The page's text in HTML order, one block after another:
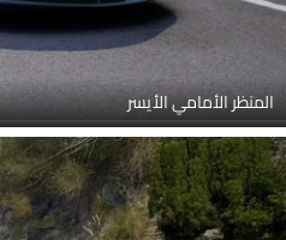
المنظر الأمامي الأيسر